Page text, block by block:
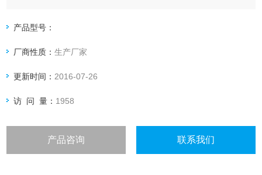
5V）
入力信号：ご注文時 （1ペン式：1種類、2ペン式：2種類ま
測定範囲/単位：ご注文時 （2種類まで）
产品型号：
厂商性质：生产厂家
更新时间： 2016-07-26
访 问 量： 1958
产品咨询 联系我们